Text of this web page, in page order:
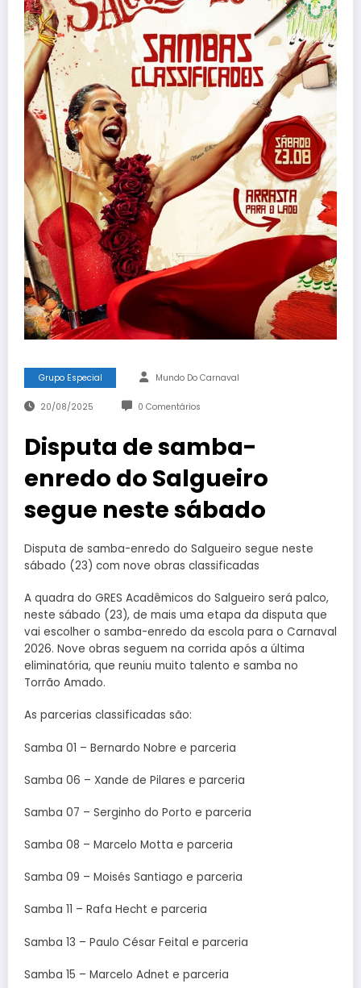
Grupo Especial Mundo Do Carnaval
20/08/2025 0 Comentários
Disputa de samba-
enredo do Salgueiro
segue neste sábado
Disputa de samba-enredo do Salgueiro segue neste
sábado (23) com nove obras classificadas
A quadra do GRES Acadêmicos do Salgueiro será palco,
neste sábado (23), de mais uma etapa da disputa que
vai escolher o samba-enredo da escola para o Carnaval
2026. Nove obras seguem na corrida após a última
eliminatória, que reuniu muito talento e samba no
Torrão Amado.
As parcerias classificadas são:
Samba 01 – Bernardo Nobre e parceria
Samba 06 – Xande de Pilares e parceria
Samba 07 – Serginho do Porto e parceria
Samba 08 – Marcelo Motta e parceria
Samba 09 – Moisés Santiago e parceria
Samba 11 – Rafa Hecht e parceria
Samba 13 – Paulo César Feital e parceria
Samba 15 – Marcelo Adnet e parceria